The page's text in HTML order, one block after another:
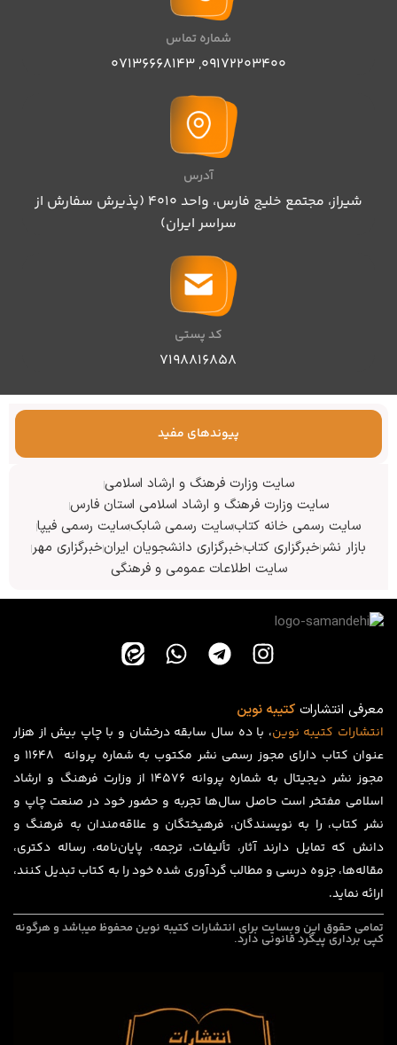
شماره تماس
09172203400
,
07136668143
آدرس
شیراز، مجتمع خلیج فارس، واحد ۴۰۱۰ (پذیرش سفارش از
سراسر ایران)
کد پستی
۷۱۹۸۸۱۶۸۵۸
پیوندهای مفید
سایت وزارت فرهنگ و ارشاد اسلامی
سایت وزارت فرهنگ و ارشاد اسلامی استان فارس
سایت رسمی خانه کتابسایت رسمی شابکسایت رسمی فیپا
بازار نشرخبرگزاری کتابخبرگزاری دانشجویان ایرانخبرگزاری مهر
سایت اطلاعات عمومی و فرهنگی
معرفی انتشاراتکتیبه نوین
انتشارات کتیبه نوین، با ده سال سابقه درخشان و با چاپ بیش از هزار
عنوان کتاب دارای مجوز رسمی نشر مکتوب به شماره پروانه ۱۱۶۴۸ و
مجوز نشر دیجیتال به شماره پروانه 14576 از وزارت فرهنگ و ارشاد
اسلامی مفتخر است حاصل سال‌ها تجربه و حضور خود در صنعت چاپ و
نشر کتاب، را به نویسندگان، فرهیختگان و علاقه‌مندان به فرهنگ و
دانش که تمایل دارند آثار، تألیفات، ترجمه، پایان‌نامه، رساله دکتری،
مقاله‌ها، جزوه درسی و مطالب گردآوری شده خود را به کتاب تبدیل کنند،
ارائه نماید.
تمامی حقوق این وبسایت برای انتشارات کتیبه نوین محفوظ میباشد و هرگونه
کپی برداری پیگرد قانونی دارد.